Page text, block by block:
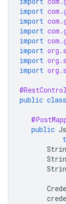
import
import
import
import
import
import
import
public class
public